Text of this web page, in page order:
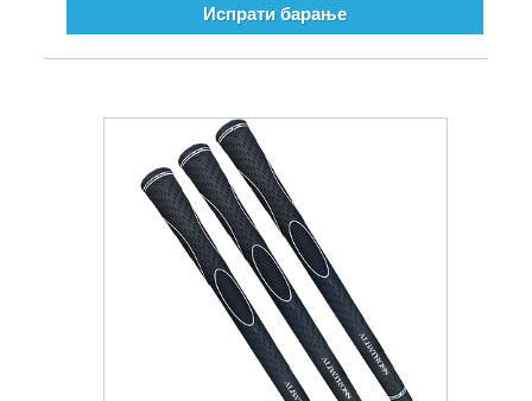
Испрати барање